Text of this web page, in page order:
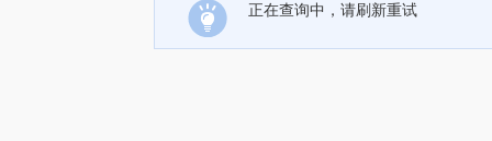
正在查询中，请刷新重试